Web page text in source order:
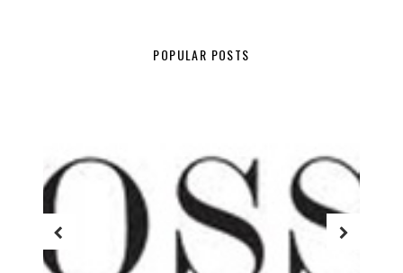
POPULAR POSTS